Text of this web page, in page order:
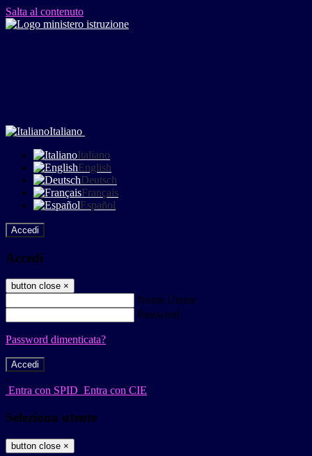
Salta al contenuto
Italiano
Italiano
English
Deutsch
Français
Español
Accedi
Accedi
button close ×
Nome Utente
Password
Password dimenticata?
-
Entra con SPID Entra con CIE
Seleziona utente
button close ×